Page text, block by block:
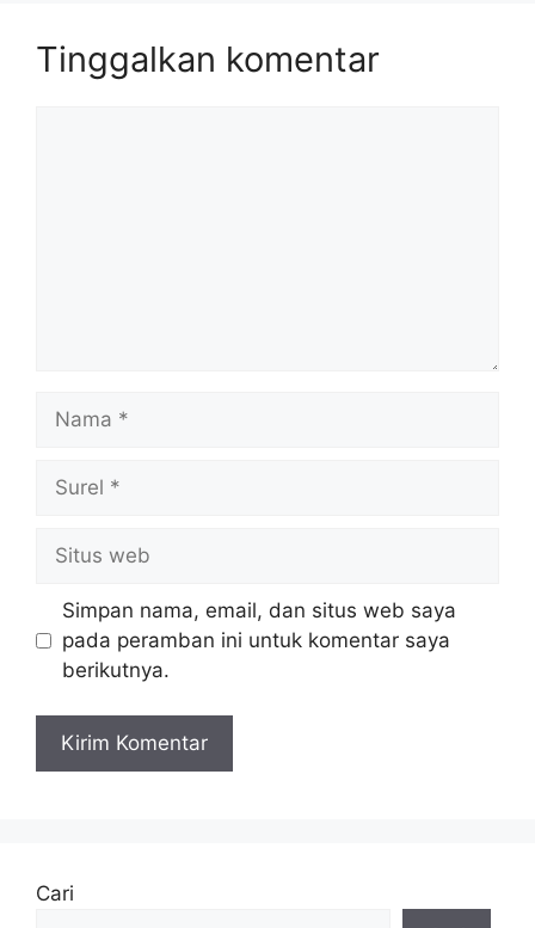
Tinggalkan komentar
web
Simpan nama, email, dan situs web saya
pada peramban ini untuk komentar saya
berikutnya.
Cari